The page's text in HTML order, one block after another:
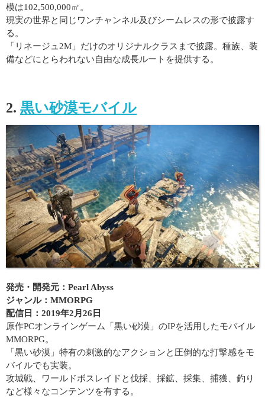
模は102,500,000㎡。
現実の世界と同じワンチャンネル及びシームレスの形で披露す
る。
「リネージュ2M」だけのオリジナルクラスまで披露。種族、装
備などにとらわれない自由な成長ルートを提供する。
2. 黒い砂漠モバイル
発売・開発元：Pearl Abyss
ジャンル：MMORPG
配信日：2019年2月26日
原作PCオンラインゲーム「黒い砂漠」のIPを活用したモバイル
MMORPG。
「黒い砂漠」特有の刺激的なアクションと圧倒的な打撃感をモ
バイルでも実装。
攻城戦、ワールドボスレイドと伐採、採鉱、採集、捕獲、釣り
など様々なコンテンツを有する。